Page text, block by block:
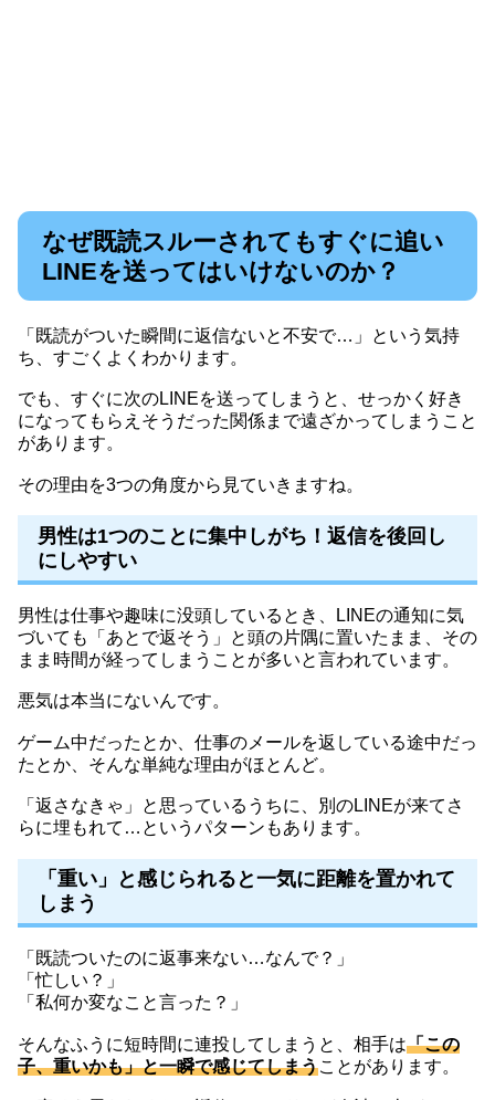
なぜ既読スルーされてもすぐに追い
LINEを送ってはいけないのか？
「既読がついた瞬間に返信ないと不安で…」という気持
ち、すごくよくわかります。
でも、すぐに次のLINEを送ってしまうと、せっかく好き
になってもらえそうだった関係まで遠ざかってしまうこと
があります。
その理由を3つの角度から見ていきますね。
男性は1つのことに集中しがち！返信を後回し
にしやすい
男性は仕事や趣味に没頭しているとき、LINEの通知に気
づいても「あとで返そう」と頭の片隅に置いたまま、その
まま時間が経ってしまうことが多いと言われています。
悪気は本当にないんです。
ゲーム中だったとか、仕事のメールを返している途中だっ
たとか、そんな単純な理由がほとんど。
「返さなきゃ」と思っているうちに、別のLINEが来てさ
らに埋もれて…というパターンもあります。
「重い」と感じられると一気に距離を置かれて
しまう
「既読ついたのに返事来ない…なんで？」
「忙しい？」
「私何か変なこと言った？」
そんなふうに短時間に連投してしまうと、相手は「この
子、重いかも」と一瞬で感じてしまうことがあります。